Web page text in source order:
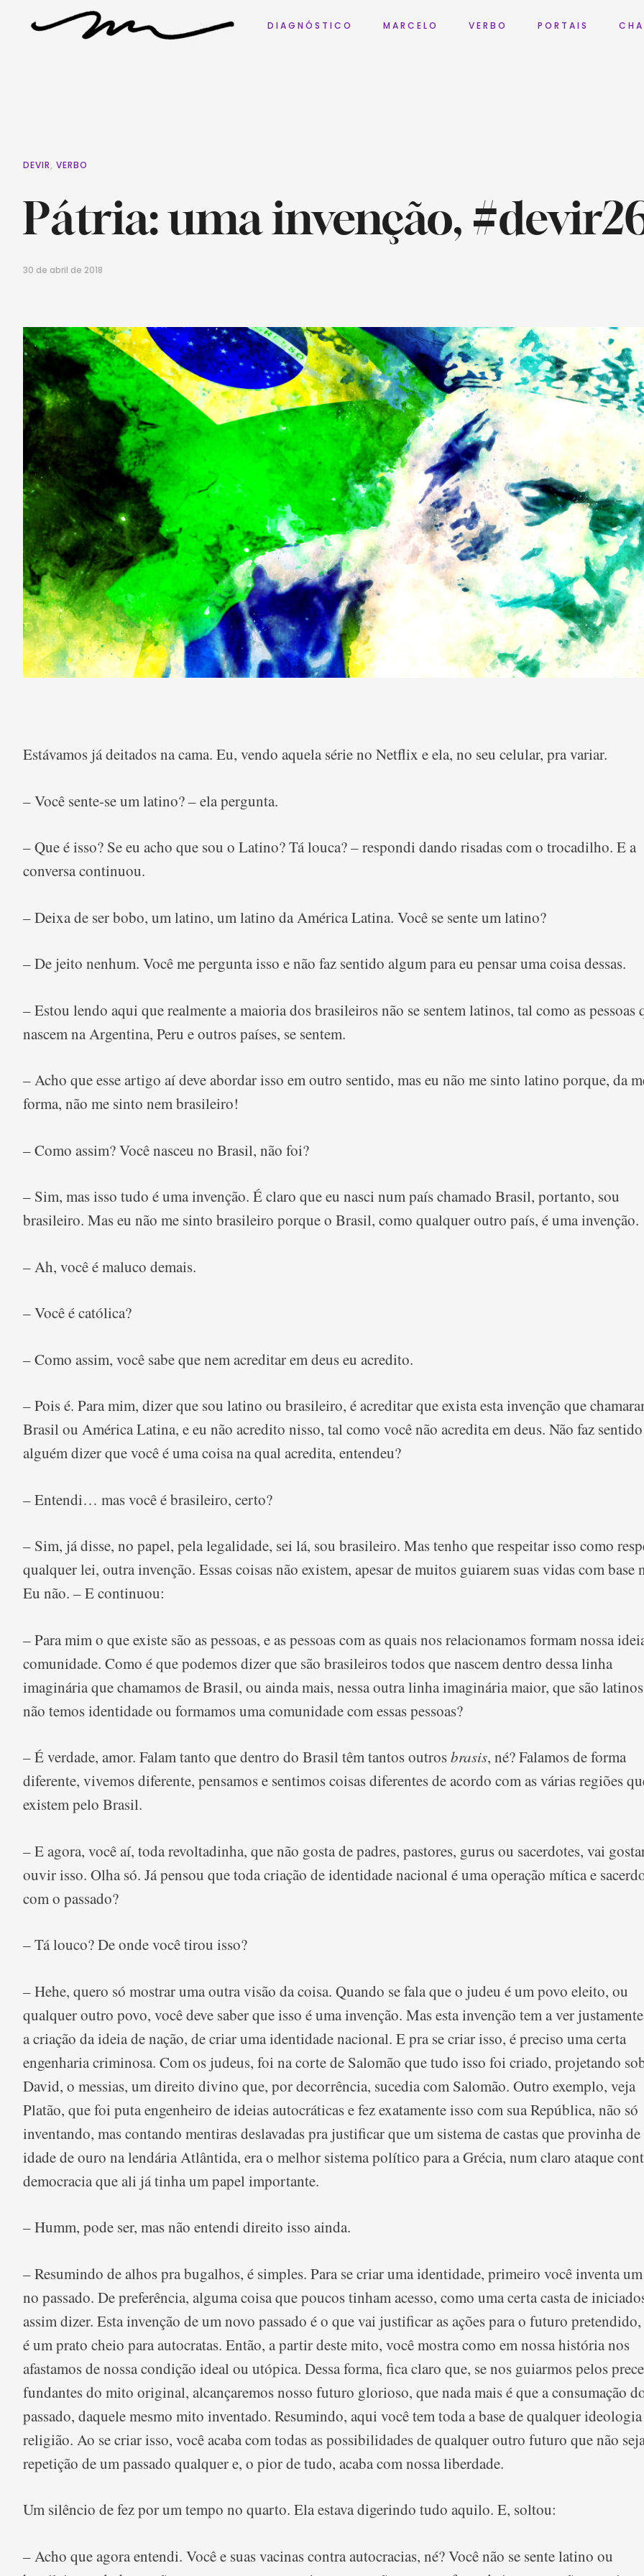
D I A G N Ó S T I C O M A R C E L O V E R B O P O R T A I S C H A
DEVIR, VERBO
Pátria: uma invenção,
30 de abril de 2018
Estávamos já deitados na cama. Eu, vendo aquela série no Netflix e ela, no seu celular, pra variar.
– Você sente-se um latino? – ela pergunta.
– Que é isso? Se eu acho que sou o Latino? Tá louca? – respondi dando risadas com o trocadilho. E a
conversa continuou.
– Deixa de ser bobo, um latino, um latino da América Latina. Você se sente um latino?
– De jeito nenhum. Você me pergunta isso e não faz sentido algum para eu pensar uma coisa dessas.
– Estou lendo aqui que realmente a maioria dos brasileiros não se sentem latinos, tal como as pessoas
nascem na Argentina, Peru e outros países, se sentem.
– Acho que esse artigo aí deve abordar isso em outro sentido, mas eu não me sinto latino porque, da
forma, não me sinto nem brasileiro!
– Como assim? Você nasceu no Brasil, não foi?
– Sim, mas isso tudo é uma invenção. É claro que eu nasci num país chamado Brasil, portanto, sou
brasileiro. Mas eu não me sinto brasileiro porque o Brasil, como qualquer outro país, é uma invenção.
– Ah, você é maluco demais.
– Você é católica?
– Como assim, você sabe que nem acreditar em deus eu acredito.
– Pois é. Para mim, dizer que sou latino ou brasileiro, é acreditar que exista esta invenção que
Brasil ou América Latina, e eu não acredito nisso, tal como você não acredita em deus. Não faz sentido
alguém dizer que você é uma coisa na qual acredita, entendeu?
– Entendi… mas você é brasileiro, certo?
– Sim, já disse, no papel, pela legalidade, sei lá, sou brasileiro. Mas tenho que respeitar isso como
qualquer lei, outra invenção. Essas coisas não existem, apesar de muitos guiarem suas vidas com base
Eu não. – E continuou:
– Para mim o que existe são as pessoas, e as pessoas com as quais nos relacionamos formam nossa
comunidade. Como é que podemos dizer que são brasileiros todos que nascem dentro dessa linha
imaginária que chamamos de Brasil, ou ainda mais, nessa outra linha imaginária maior, que são
não temos identidade ou formamos uma comunidade com essas pessoas?
– É verdade, amor. Falam tanto que dentro do Brasil têm tantos outrosbrasis, né? Falamos de forma
diferente, vivemos diferente, pensamos e sentimos coisas diferentes de acordo com as várias regiões
existem pelo Brasil.
– E agora, você aí, toda revoltadinha, que não gosta de padres, pastores, gurus ou sacerdotes, vai
ouvir isso. Olha só. Já pensou que toda criação de identidade nacional é uma operação mítica e
com o passado?
– Tá louco? De onde você tirou isso?
– Hehe, quero só mostrar uma outra visão da coisa. Quando se fala que o judeu é um povo eleito, ou
qualquer outro povo, você deve saber que isso é uma invenção. Mas esta invenção tem a ver
a criação da ideia de nação, de criar uma identidade nacional. E pra se criar isso, é preciso uma certa
engenharia criminosa. Com os judeus, foi na corte de Salomão que tudo isso foi criado, projetando
David, o messias, um direito divino que, por decorrência, sucedia com Salomão. Outro exemplo, veja
Platão, que foi puta engenheiro de ideias autocráticas e fez exatamente isso com sua República, não só
inventando, mas contando mentiras deslavadas pra justificar que um sistema de castas que provinha de
idade de ouro na lendária Atlântida, era o melhor sistema político para a Grécia, num claro ataque
democracia que ali já tinha um papel importante.
– Humm, pode ser, mas não entendi direito isso ainda.
– Resumindo de alhos pra bugalhos, é simples. Para se criar uma identidade, primeiro você inventa
no passado. De preferência, alguma coisa que poucos tinham acesso, como uma certa casta de
assim dizer. Esta invenção de um novo passado é o que vai justificar as ações para o futuro
é um prato cheio para autocratas. Então, a partir deste mito, você mostra como em nossa história nos
afastamos de nossa condição ideal ou utópica. Dessa forma, fica claro que, se nos guiarmos pelos
fundantes do mito original, alcançaremos nosso futuro glorioso, que nada mais é que a consumação
passado, daquele mesmo mito inventado. Resumindo, aqui você tem toda a base de qualquer
religião. Ao se criar isso, você acaba com todas as possibilidades de qualquer outro futuro que não
repetição de um passado qualquer e, o pior de tudo, acaba com nossa liberdade.
Um silêncio de fez por um tempo no quarto. Ela estava digerindo tudo aquilo. E, soltou:
– Acho que agora entendi. Você e suas vacinas contra autocracias, né? Você não se sente latino ou